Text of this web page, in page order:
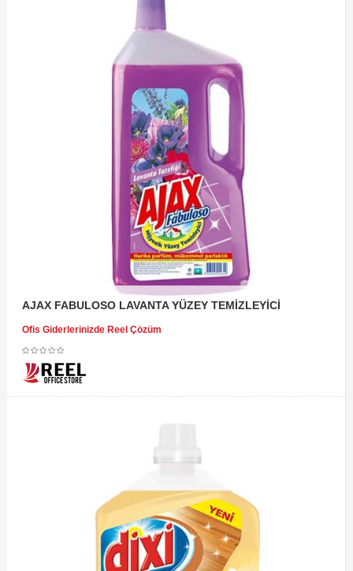
AJAX FABULOSO LAVANTA YÜZEY TEMİZLEYİCİ
Ofis Giderlerinizde Reel Çözüm